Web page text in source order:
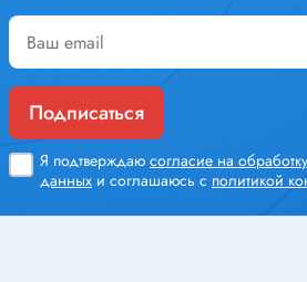
Подписаться
Я подтверждаю согласие на
данных и соглашаюсь с политикой